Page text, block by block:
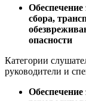
Обеспечение
сбора,
опасности
Категории
руководители и
Обеспечение